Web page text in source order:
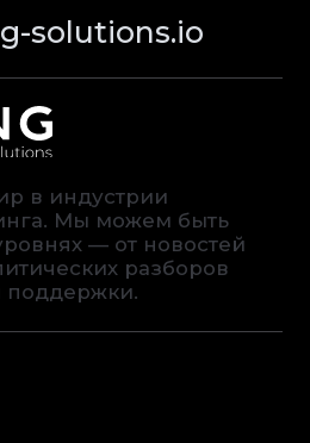
Solutions, 2026